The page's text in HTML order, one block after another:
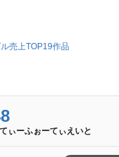
売上TOP19作品
ぃーふぉーてぃえいと